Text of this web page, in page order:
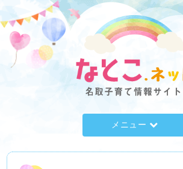
メニュー